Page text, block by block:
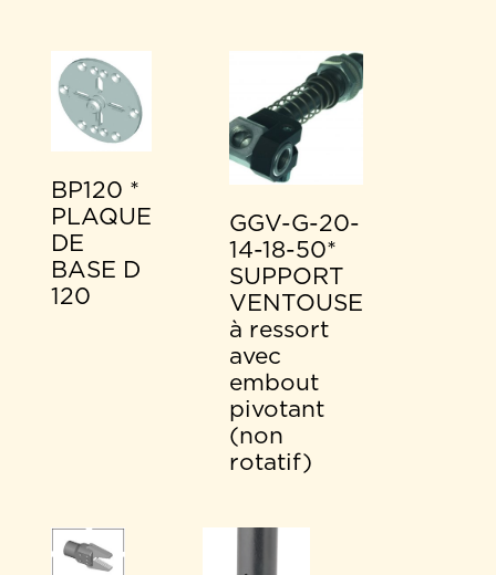
BP120 *
PLAQUE
DE
BASE D
120
GGV-G-20-
14-18-50*
SUPPORT
VENTOUSE
à ressort
avec
embout
pivotant
(non
rotatif)